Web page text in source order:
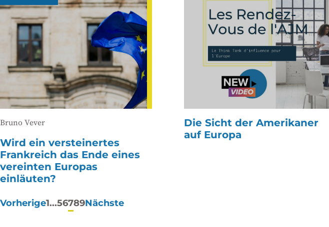
Bruno Vever
Wird ein versteinertes
Frankreich das Ende eines
vereinten Europas
einläuten?
Die Sicht der Amerikaner
auf Europa
Paginierung
Vorherige1...56789Nächste